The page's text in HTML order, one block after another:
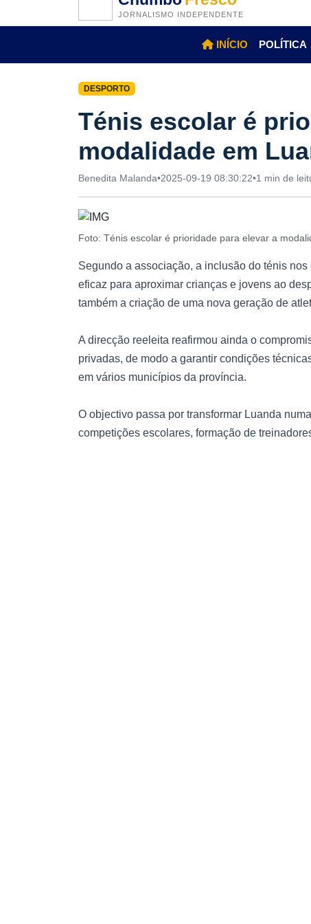
JORNALISMO INDEPENDENTE
INÍCIO POLÍTICA
DESPORTO
Ténis escolar é
modalidade em
Benedita Malanda•2025-09-19 08:30:22•1 min de
Foto: Ténis escolar é prioridade para elevar a
Segundo a associação, a inclusão do ténis
eficaz para aproximar crianças e jovens ao
também a criação de uma nova geração de
A direcção reeleita reafirmou ainda o
privadas, de modo a garantir condições
em vários municípios da província.
O objectivo passa por transformar Luanda
competições escolares, formação de